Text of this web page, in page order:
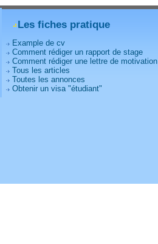
Les fiches pratique
Example de cv
Comment rédiger un rapport de stage
Comment rédiger une lettre de motivation
Tous les articles
Toutes les annonces
Obtenir un visa "étudiant"